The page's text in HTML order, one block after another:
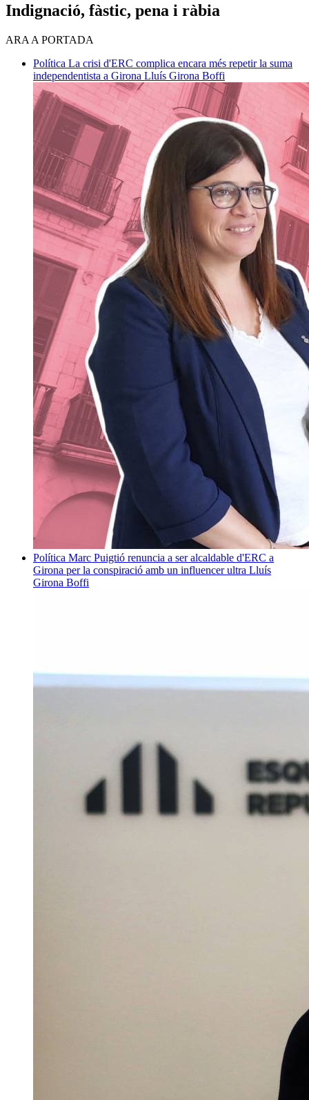
Indignació, fàstic, pena i ràbia
ARA A PORTADA
Política La crisi d'ERC complica encara més repetir la suma
independentista a Girona Lluís Girona Boffi
Política Marc Puigtió renuncia a ser alcaldable d'ERC a
Girona per la conspiració amb un influencer ultra Lluís
Girona Boffi